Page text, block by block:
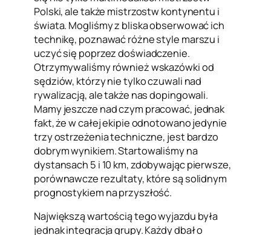
Polski, ale także mistrzostw kontynentu i
świata. Mogliśmy z bliska obserwować ich
technikę, poznawać różne style marszu i
uczyć się poprzez doświadczenie.
Otrzymywaliśmy również wskazówki od
sędziów, którzy nie tylko czuwali nad
rywalizacją, ale także nas dopingowali.
Mamy jeszcze nad czym pracować, jednak
fakt, że w całej ekipie odnotowano jedynie
trzy ostrzeżenia techniczne, jest bardzo
dobrym wynikiem. Startowaliśmy na
dystansach 5 i 10 km, zdobywając pierwsze,
porównawcze rezultaty, które są solidnym
prognostykiem na przyszłość.
Największą wartością tego wyjazdu była
jednak integracja grupy. Każdy dbał o